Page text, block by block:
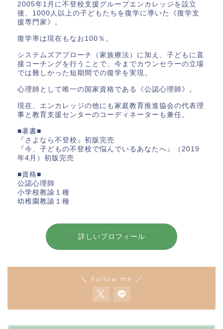
2005年1月に不登校支援グループエンカレッジを設立
後、1000人以上の子どもたちを復学に導いた《復学支
援専門家》。
復学率は現在もなお100％。
システムズアプローチ（家族療法）に加え、子どもに直
接コーチングを行うことで、今までカウンセラーの立場
では難しかった短期間での復学を実現。
心理師として唯一の国家資格である《公認心理師》。
現在、エンカレッジの他にも家庭教育推進協会の代表理
事と教育支援センターのコーディネーターも兼任。
■著書■
『さよなら不登校』初版完売
『今、子どもの不登校で悩んでいるあなたへ』（2019
年4月）初版完売
■資格■
公認心理師
小学校教諭１種
幼稚園教諭１種
詳しいプロフィール
＼ Follow me ／